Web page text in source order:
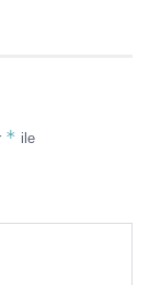
* ile